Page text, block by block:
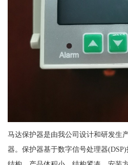
马达保护器是由我公司设计和研发生
器。保护器基于数字信号处理器